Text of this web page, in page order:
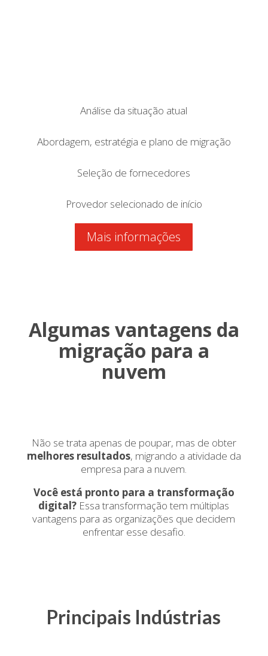
Análise da situação atual
Abordagem, estratégia e plano de migração
Seleção de fornecedores
Provedor selecionado de início
Mais informações
Algumas vantagens da
migração para a
nuvem
Não se trata apenas de poupar, mas de obter
melhores resultados, migrando a atividade da
empresa para a nuvem.
Você está pronto para a transformação
digital? Essa transformação tem múltiplas
vantagens para as organizações que decidem
enfrentar esse desafio.
Principais Indústrias